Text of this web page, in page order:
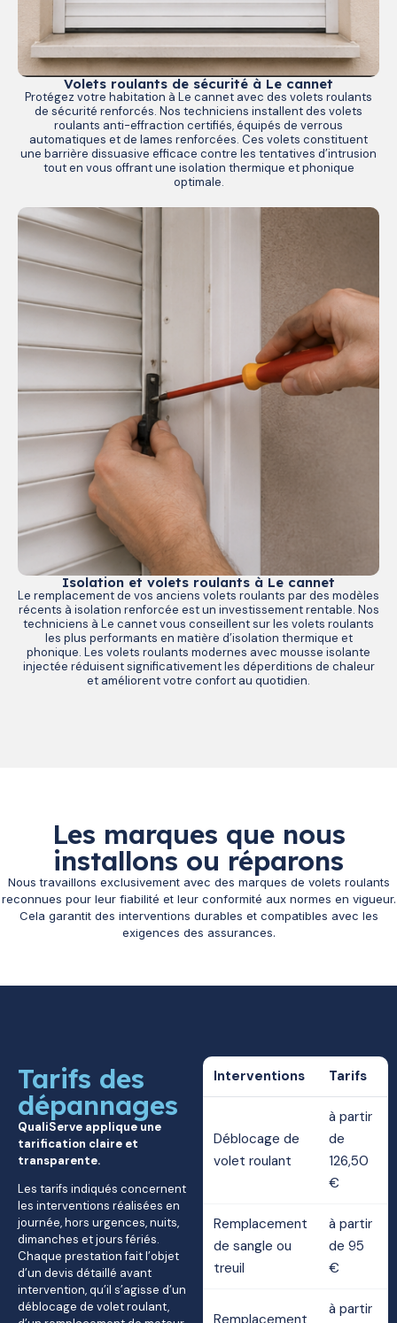
Volets roulants de sécurité à Le cannet
Protégez votre habitation à Le cannet avec des volets roulants
de sécurité renforcés. Nos techniciens installent des volets
roulants anti-effraction certifiés, équipés de verrous
automatiques et de lames renforcées. Ces volets constituent
une barrière dissuasive efficace contre les tentatives d’intrusion
tout en vous offrant une isolation thermique et phonique
optimale.
Isolation et volets roulants à Le cannet
Le remplacement de vos anciens volets roulants par des modèles
récents à isolation renforcée est un investissement rentable. Nos
techniciens à Le cannet vous conseillent sur les volets roulants
les plus performants en matière d’isolation thermique et
phonique. Les volets roulants modernes avec mousse isolante
injectée réduisent significativement les déperditions de chaleur
et améliorent votre confort au quotidien.
Les marques que nous
installons ou réparons
Nous travaillons exclusivement avec des marques de volets roulants
reconnues pour leur fiabilité et leur conformité aux normes en vigueur.
Cela garantit des interventions durables et compatibles avec les
exigences des assurances.
Tarifs des
dépannages
QualiServe applique une
tarification claire et
transparente.
Les tarifs indiqués concernent
les interventions réalisées en
journée, hors urgences, nuits,
dimanches et jours fériés.
Chaque prestation fait l’objet
d’un devis détaillé avant
intervention, qu’il s’agisse d’un
déblocage de volet roulant,
Interventions Tarifs
Déblocage de
volet roulant
à partir
de
126,50
€
Remplacement
de sangle ou
treuil
à partir
de 95
€
Remplacement
à partir